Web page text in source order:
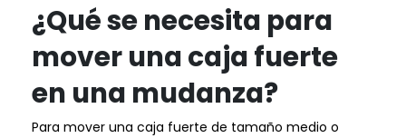
¿Qué se necesita para
mover una caja fuerte
en una mudanza?
Para mover una caja fuerte de tamaño medio o